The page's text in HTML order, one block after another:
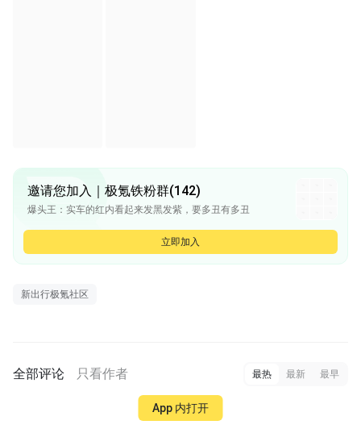
邀请您加入｜极氪铁粉群(142)
爆头王：实车的红内看起来发黑发紫，要多丑有多丑
爆头王：这是同一个色吗{:无语02:}
立即加入
新出行极氪社区
全部评论 只看作者 最热 最新 最早
App 内打开